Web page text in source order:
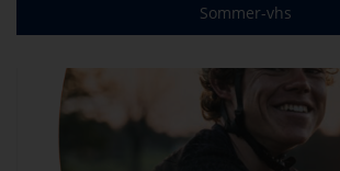
Sommer-vhs